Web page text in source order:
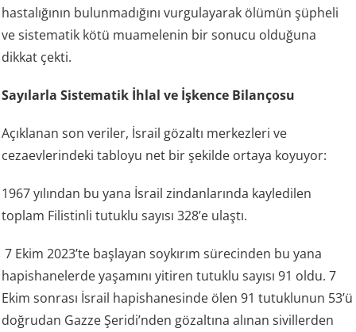
hastalığının bulunmadığını vurgulayarak ölümün şüpheli
ve sistematik kötü muamelenin bir sonucu olduğuna
dikkat çekti.
Sayılarla Sistematik İhlal ve İşkence Bilançosu
Açıklanan son veriler, İsrail gözaltı merkezleri ve
cezaevlerindeki tabloyu net bir şekilde ortaya koyuyor:
1967 yılından bu yana İsrail zindanlarında kayledilen
toplam Filistinli tutuklu sayısı 328’e ulaştı.
7 Ekim 2023’te başlayan soykırım sürecinden bu yana
hapishanelerde yaşamını yitiren tutuklu sayısı 91 oldu. 7
Ekim sonrası İsrail hapishanesinde ölen 91 tutuklunun 53’ü
doğrudan Gazze Şeridi’nden gözaltına alınan sivillerden